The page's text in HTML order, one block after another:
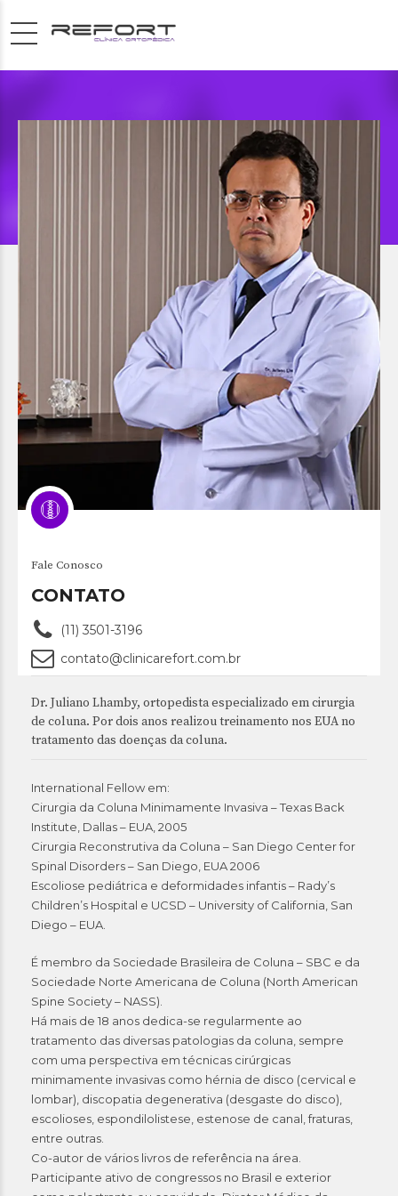
COLUNA
JULIANO LHAMBY
Fale Conosco
CONTATO
(11) 3501-3196
contato@clinicarefort.com.br
Dr. Juliano Lhamby, ortopedista especializado em cirurgia
de coluna. Por dois anos realizou treinamento nos EUA no
tratamento das doenças da coluna.
International Fellow em:
Cirurgia da Coluna Minimamente Invasiva – Texas Back
Institute, Dallas – EUA, 2005
Cirurgia Reconstrutiva da Coluna – San Diego Center for
Spinal Disorders – San Diego, EUA 2006
Escoliose pediátrica e deformidades infantis – Rady’s
Children’s Hospital e UCSD – University of California, San
Diego – EUA.
É membro da Sociedade Brasileira de Coluna – SBC e da
Sociedade Norte Americana de Coluna (North American
Spine Society – NASS).
Há mais de 18 anos dedica-se regularmente ao
tratamento das diversas patologias da coluna, sempre
com uma perspectiva em técnicas cirúrgicas
minimamente invasivas como hérnia de disco (cervical e
lombar), discopatia degenerativa (desgaste do disco),
escolioses, espondilolistese, estenose de canal, fraturas,
entre outras.
Co-autor de vários livros de referência na área.
Participante ativo de congressos no Brasil e exterior